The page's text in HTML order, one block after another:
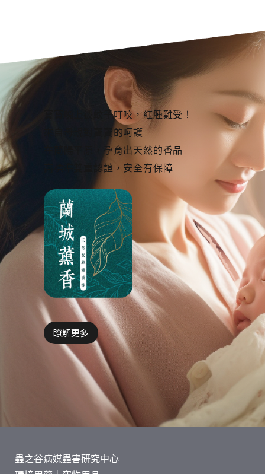
寶寶晚上被蚊子叮咬，紅腫難受！
來自母親對寶寶的呵護
在蘭陽平原，孕育出天然的香品
高標準雙重認證，安全有保障
瞭解更多
蟲之谷病媒蟲害研究中心